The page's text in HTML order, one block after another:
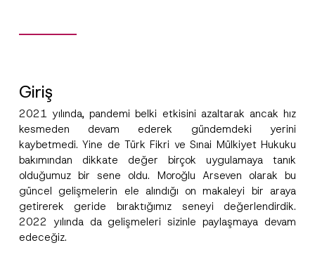
Giriş
2021 yılında, pandemi belki etkisini azaltarak ancak hız
kesmeden devam ederek gündemdeki yerini
kaybetmedi. Yine de Türk Fikri ve Sınai Mülkiyet Hukuku
bakımından dikkate değer birçok uygulamaya tanık
olduğumuz bir sene oldu. Moroğlu Arseven olarak bu
güncel gelişmelerin ele alındığı on makaleyi bir araya
getirerek geride bıraktığımız seneyi değerlendirdik.
2022 yılında da gelişmeleri sizinle paylaşmaya devam
edeceğiz.